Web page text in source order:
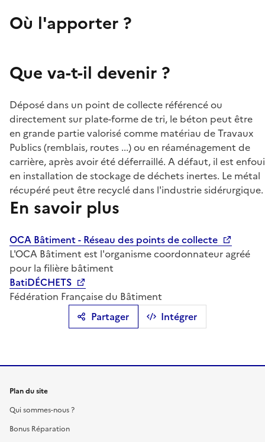
Partager Intégrer
Où l'apporter ?
Que va-t-il devenir ?
Déposé dans un point de collecte référencé ou
directement sur plate-forme de tri, le béton peut être
en grande partie valorisé comme matériau de Travaux
Publics (remblais, routes ...) ou en réaménagement de
carrière, après avoir été déferraillé. A défaut, il est enfoui
en installation de stockage de déchets inertes. Le métal
récupéré peut être recyclé dans l'industrie sidérurgique.
En savoir plus
OCA Bâtiment - Réseau des points de collecte
L'OCA Bâtiment est l'organisme coordonnateur agréé
pour la filière bâtiment
BatiDÉCHETS
Fédération Française du Bâtiment
Plan du site
Qui sommes-nous ?
Bonus Réparation